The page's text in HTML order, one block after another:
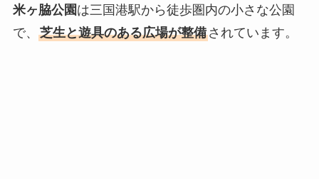
米ヶ脇公園は三国港駅から徒歩圏内の小さな公園
で、 芝生と遊具のある広場が整備されています。